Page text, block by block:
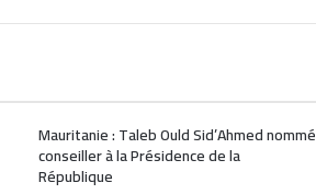
Mauritanie : Taleb Ould Sid’Ahmed nommé
conseiller à la Présidence de la
République